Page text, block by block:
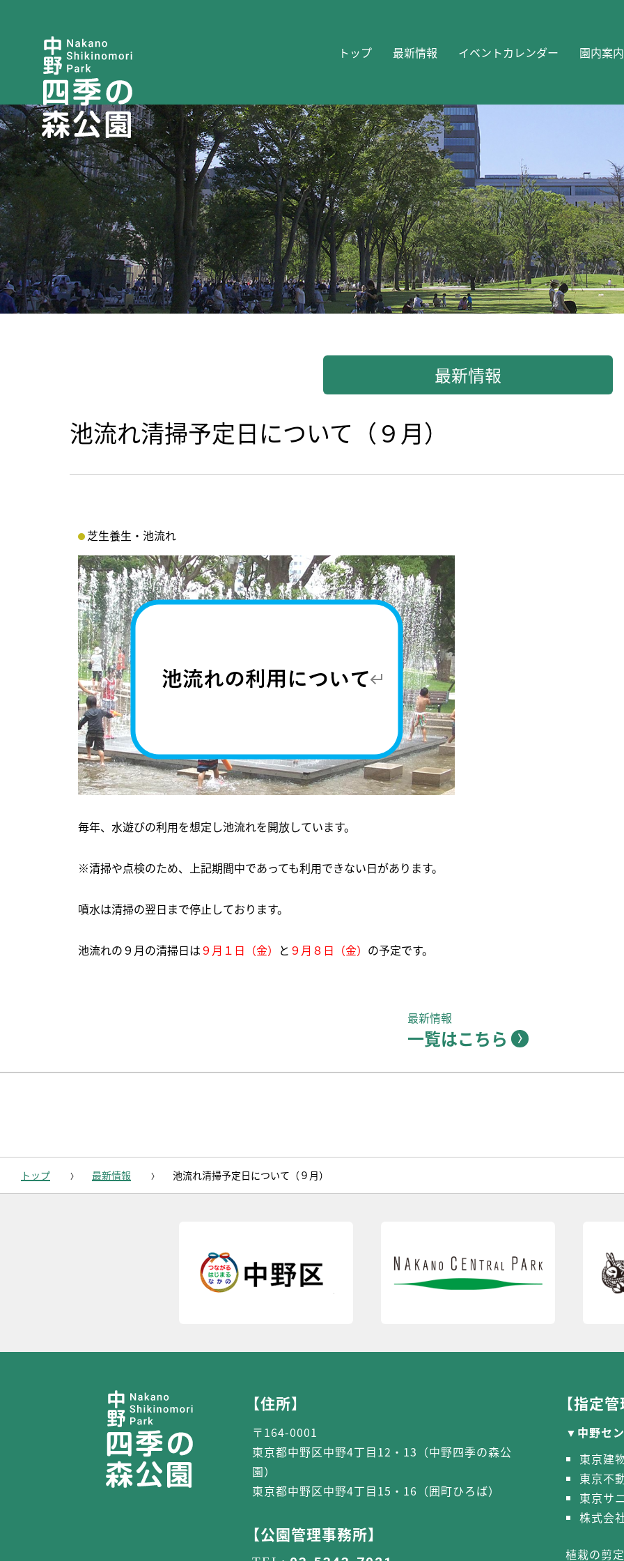
トップ 最新情報 イベントカレンダー 園内案内
最新情報
池流れ清掃予定日について（９月）
芝生養生・池流れ
毎年、水遊びの利用を想定し池流れを開放しています。
※清掃や点検のため、上記期間中であっても利用できない日があります。
噴水は清掃の翌日まで停止しております。
池流れの９月の清掃日は９月１日（金） と ９月８日（金） の予定です。
最新情報
一覧はこちら
トップ 最新情報 池流れ清掃予定日について（９月）
【住所】
〒164-0001
東京都中野区中野4丁目12・13（中野四季の森公
園）
東京都中野区中野4丁目15・16（囲町ひろば）
【公園管理事務所】
【指定
中野セ
東京建
東京不
東京サ
株式会
植栽の剪